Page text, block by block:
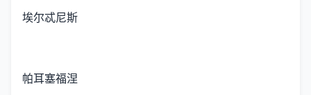
埃尔忒尼斯
帕耳塞福涅